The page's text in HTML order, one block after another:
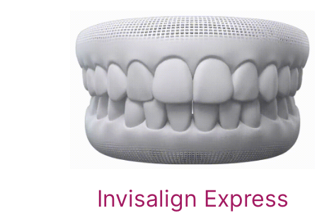
Invisalign Express